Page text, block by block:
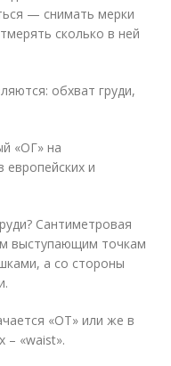
— снимать мерки
сколько в ней
обхват груди,
«ОГ» на
европейских и
Сантиметровая
выступающим точкам
а со стороны
«ОТ» или же в
– «waist».